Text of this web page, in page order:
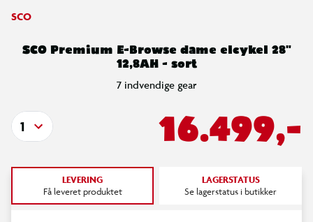
SCO
SCO Premium E-Browse dame elcykel 28"
12,8AH - sort
7 indvendige gear
16.499,-
1
LEVERING
Få leveret produktet
LAGERSTATUS
Se lagerstatus i butikker